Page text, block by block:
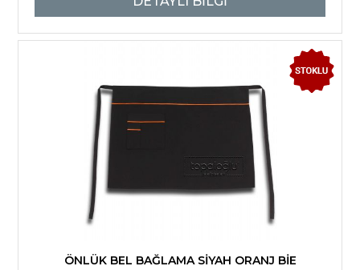
ÖNLÜK BEL BAĞLAMA SİYAH ORANJ BİE